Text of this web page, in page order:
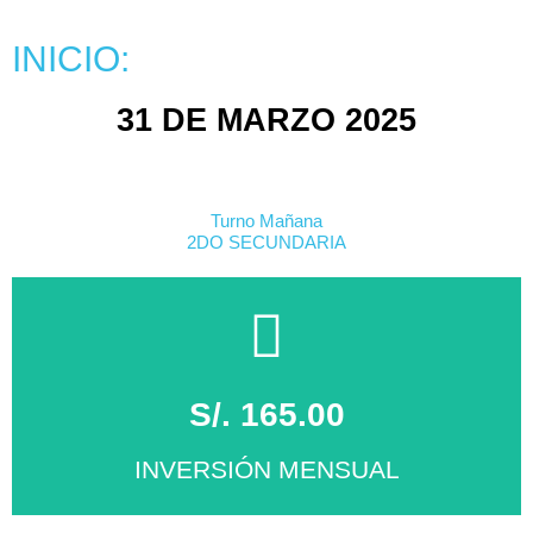
INICIO:
31 DE MARZO 2025
Turno Mañana
2DO SECUNDARIA
S/. 165.00
INVERSIÓN MENSUAL